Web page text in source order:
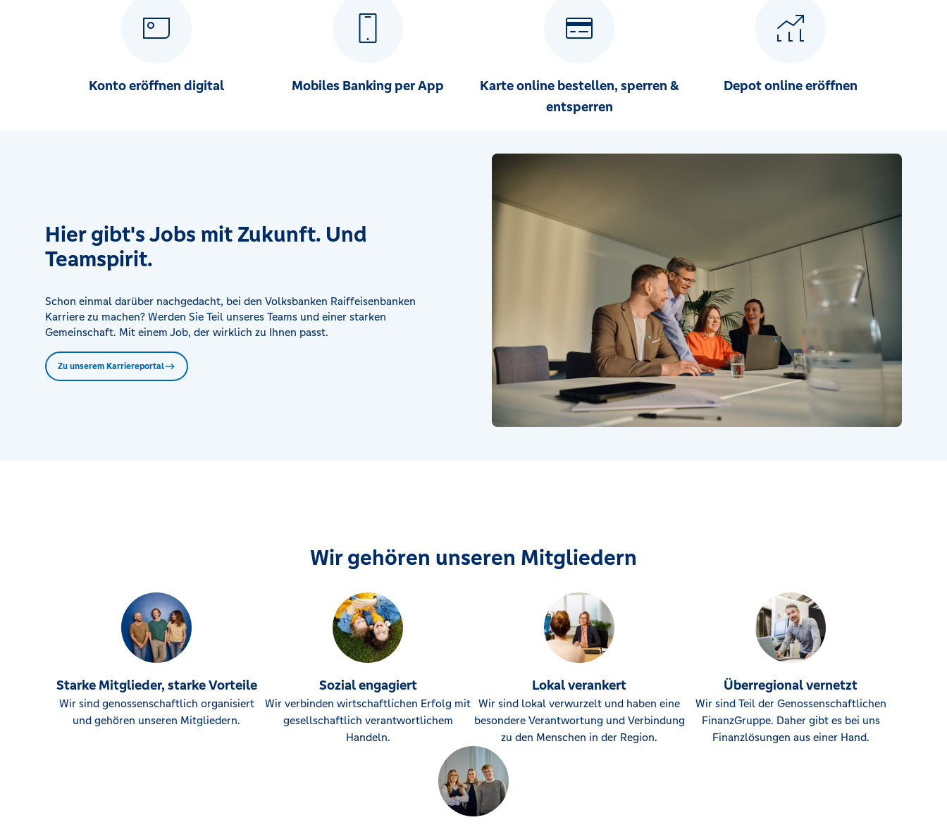
Konto eröffnen digital Mobiles Banking per App
Karte online bestellen, sperren &
entsperren
Depot online eröffnen
Hier gibt's Jobs mit Zukunft. Und
Teamspirit.
Schon einmal darüber nachgedacht, bei den Volksbanken Raiffeisenbanken
Karriere zu machen? Werden Sie Teil unseres Teams und einer starken
Gemeinschaft. Mit einem Job, der wirklich zu Ihnen passt.
Zu unserem Karriereportal
Wir gehören unseren Mitgliedern
Starke Mitglieder, starke Vorteile
Wir sind genossenschaftlich organisiert
und gehören unseren Mitgliedern.
Sozial engagiert
Wir verbinden wirtschaftlichen Erfolg mit
gesellschaftlich verantwortlichem
Handeln.
Lokal verankert
Wir sind lokal verwurzelt und haben eine
besondere Verantwortung und Verbindung
zu den Menschen in der Region.
Überregional vernetzt
Wir sind Teil der Genossenschaftlichen
FinanzGruppe. Daher gibt es bei uns
Finanzlösungen aus einer Hand.